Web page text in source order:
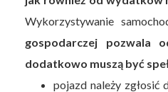
Wykorzystywanie
gospodarczej pozwala
dodatkowo muszą być
pojazd należy zgłosić